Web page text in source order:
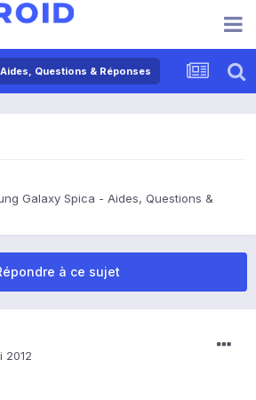
Questions & Réponses
Galaxy Spica - Aides, Questions &
à ce sujet
2012